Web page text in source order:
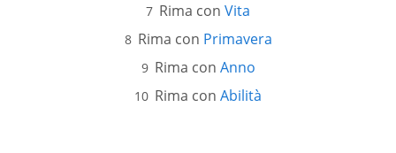
Rima con Vita
Rima con Primavera
Rima con Anno
Rima con Abilità